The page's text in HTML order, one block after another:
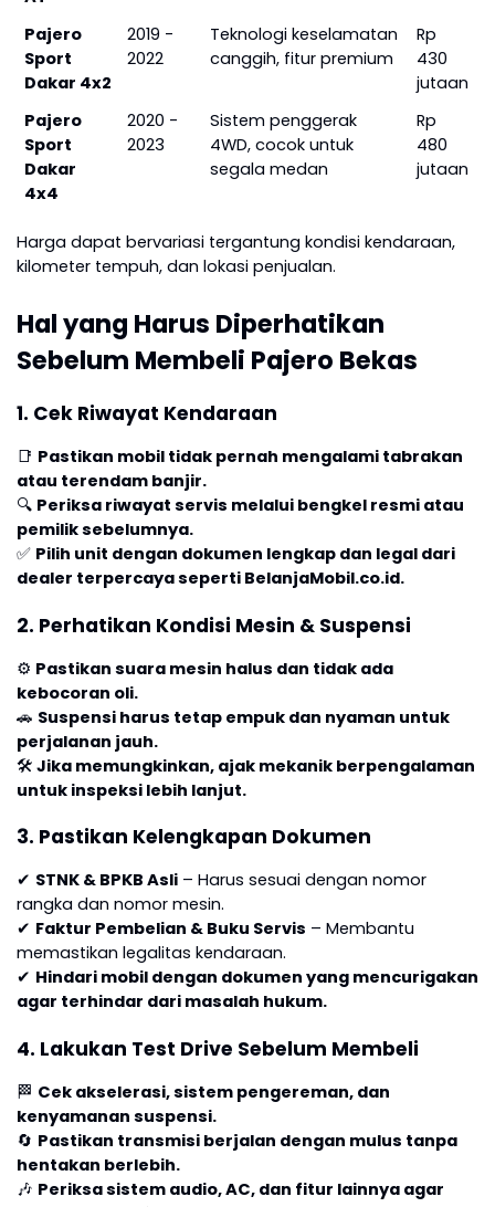
Pajero
Sport
Dakar 4x2
2019 -
2022
Teknologi keselamatan
canggih, fitur premium
Rp
430
jutaan
Pajero
Sport
Dakar
4x4
2020 -
2023
Sistem penggerak
4WD, cocok untuk
segala medan
Rp
480
jutaan
Harga dapat bervariasi tergantung kondisi kendaraan,
kilometer tempuh, dan lokasi penjualan.
Hal yang Harus Diperhatikan
Sebelum Membeli Pajero Bekas
1. Cek Riwayat Kendaraan
📑 Pastikan mobil tidak pernah mengalami tabrakan
atau terendam banjir.
🔍 Periksa riwayat servis melalui bengkel resmi atau
pemilik sebelumnya.
✅ Pilih unit dengan dokumen lengkap dan legal dari
dealer terpercaya seperti BelanjaMobil.co.id.
2. Perhatikan Kondisi Mesin & Suspensi
⚙ Pastikan suara mesin halus dan tidak ada
kebocoran oli.
🚗 Suspensi harus tetap empuk dan nyaman untuk
perjalanan jauh.
🛠 Jika memungkinkan, ajak mekanik berpengalaman
untuk inspeksi lebih lanjut.
3. Pastikan Kelengkapan Dokumen
✔ STNK & BPKB Asli – Harus sesuai dengan nomor
rangka dan nomor mesin.
✔ Faktur Pembelian & Buku Servis – Membantu
memastikan legalitas kendaraan.
✔ Hindari mobil dengan dokumen yang mencurigakan
agar terhindar dari masalah hukum.
4. Lakukan Test Drive Sebelum Membeli
🏁 Cek akselerasi, sistem pengereman, dan
kenyamanan suspensi.
🔄 Pastikan transmisi berjalan dengan mulus tanpa
hentakan berlebih.
🎶 Periksa sistem audio, AC, dan fitur lainnya agar